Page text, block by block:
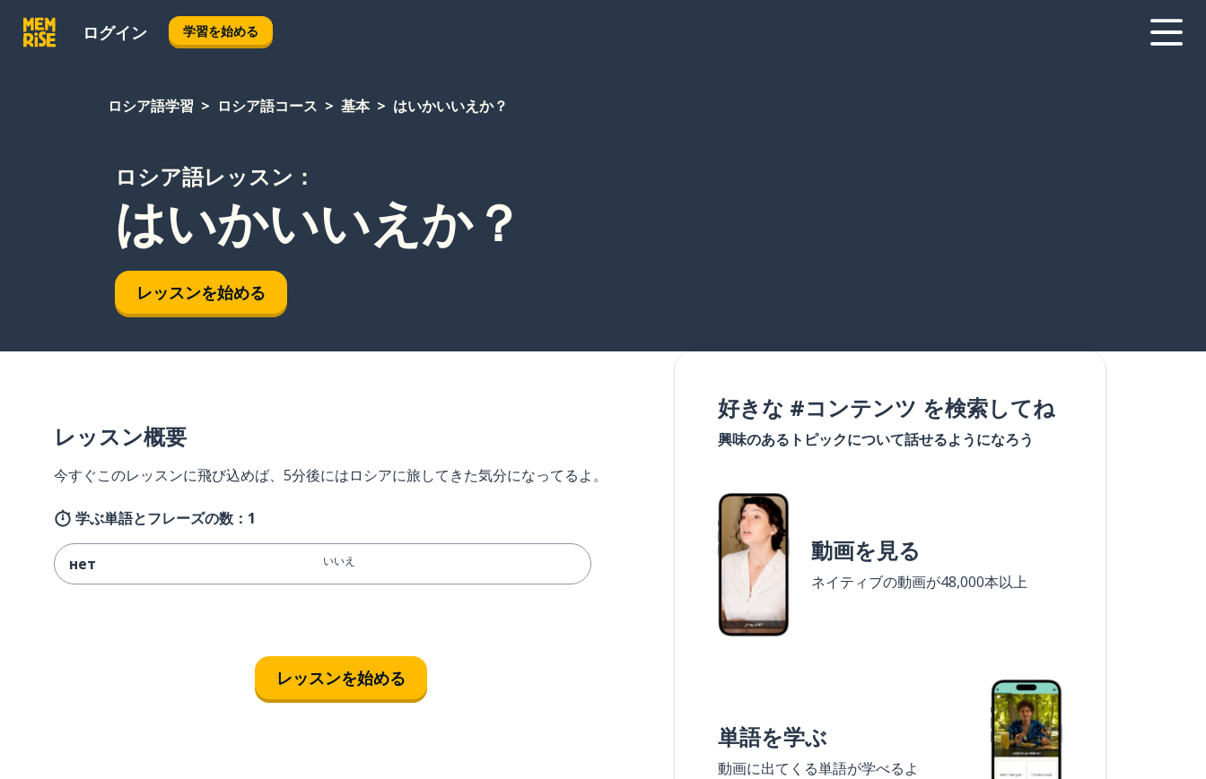
ログイン 学習を始める
ロシア語学習 ロシア語コース 基本 はいかいいえか？
ロシア語レッスン：
はいかいいえか？
レッスンを始める
レッスン概要
今すぐこのレッスンに飛び込めば、5分後にはロシアに旅してきた気分になってるよ。
学ぶ単語とフレーズの数：1
нет いいえ
レッスンを始める
好きな #コンテンツ を検索してね
興味のあるトピックについて話せるようになろう
動画を見る
ネイティブの動画が48,000本以上
単語を学ぶ
動画に出てくる単語が学べるよ